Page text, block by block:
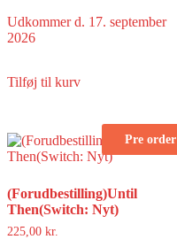
Udkommer d. 17. september
2026
Tilføj til kurv
Pre order
(Forudbestilling)Until
Then(Switch: Nyt)
225,00 kr.